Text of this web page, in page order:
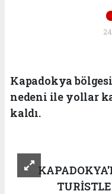
Kapadokya
nedeni ile yollar
kaldı.